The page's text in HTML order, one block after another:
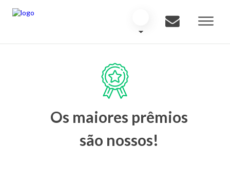
Os maiores prêmios
são nossos!